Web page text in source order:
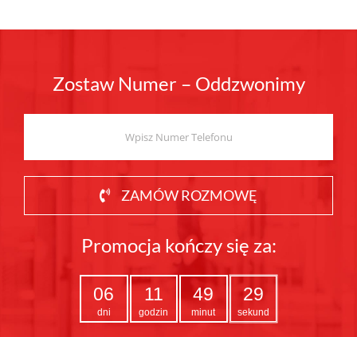
Zostaw Numer – Oddzwonimy
ZAMÓW ROZMOWĘ
Promocja kończy się za:
06
dni
11
godzin
49
minut
27
sekund